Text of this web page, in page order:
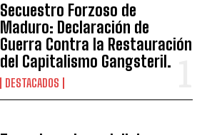
Secuestro Forzoso de
Maduro: Declaración de
Guerra Contra la Restauración
del Capitalismo Gangsteril.
DESTACADOS